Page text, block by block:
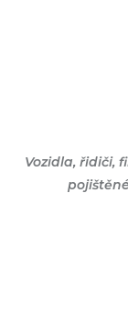
Vozidla, řidiči,